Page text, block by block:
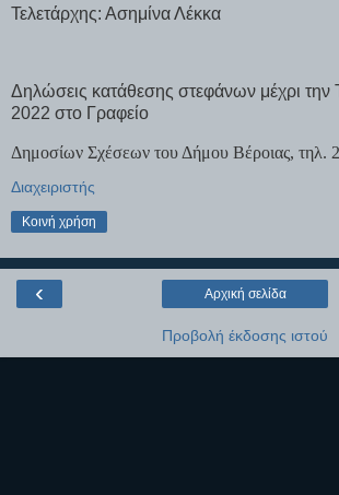
Τελετάρχης: Ασημίνα Λέκκα
Δηλώσεις κατάθεσης στεφάνων μέχρι την
2022 στο Γραφείο
Δημοσίων Σχέσεων του Δήμου Βέροιας, τηλ.
Διαχειριστής
Κοινή χρήση
‹ Αρχική σελίδα
Προβολή έκδοσης ιστού